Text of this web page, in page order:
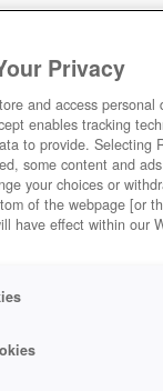
Privacy
and access
enables tracking
to provide.
some content and
your choices or
of the webpage [or
have effect within our